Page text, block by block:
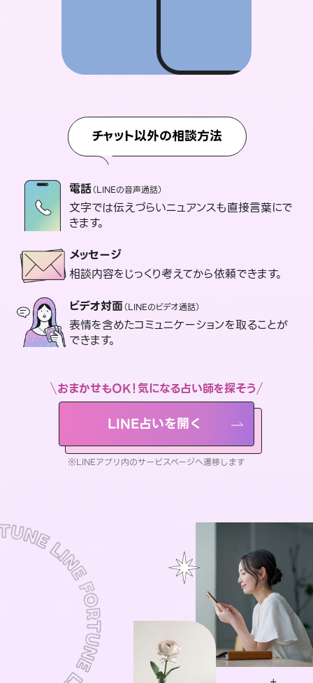
チャット以外の相談方法
電話（LINEの音声通話）
文字では伝えづらいニュアンスも直接言葉にで
きます。
メッセージ
相談内容をじっくり考えてから依頼できます。
ビデオ対面（LINEのビデオ通話）
表情を含めたコミュニケーションを取ることが
できます。
おまかせもOK！気になる占い師を探そう
LINE占いを開く
※LINEアプリ内のサービスページへ遷移します